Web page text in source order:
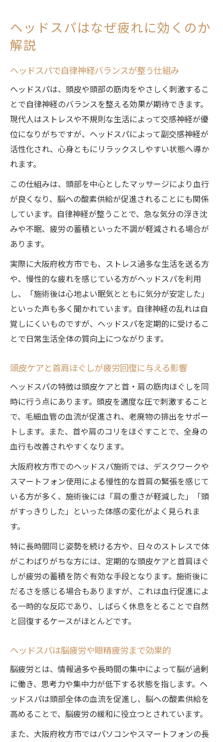
ヘッドスパはなぜ疲れに効くのか
解説
ヘッドスパで自律神経バランスが整う仕組み
ヘッドスパは、頭皮や頭部の筋肉をやさしく刺激するこ
とで自律神経のバランスを整える効果が期待できます。
現代人はストレスや不規則な生活によって交感神経が優
位になりがちですが、ヘッドスパによって副交感神経が
活性化され、心身ともにリラックスしやすい状態へ導か
れます。
この仕組みは、頭部を中心としたマッサージにより血行
が良くなり、脳への酸素供給が促進されることにも関係
しています。自律神経が整うことで、急な気分の浮き沈
みや不眠、疲労の蓄積といった不調が軽減される場合が
あります。
実際に大阪府枚方市でも、ストレス過多な生活を送る方
や、慢性的な疲れを感じている方がヘッドスパを利用
し、「施術後は心地よい眠気とともに気分が安定した」
といった声も多く聞かれています。自律神経の乱れは自
覚しにくいものですが、ヘッドスパを定期的に受けるこ
とで日常生活全体の質向上につながります。
頭皮ケアと首肩ほぐしが疲労回復に与える影響
ヘッドスパの特徴は頭皮ケアと首・肩の筋肉ほぐしを同
時に行う点にあります。頭皮を適度な圧で刺激すること
で、毛細血管の血流が促進され、老廃物の排出をサポー
トします。また、首や肩のコリをほぐすことで、全身の
血行も改善されやすくなります。
大阪府枚方市でのヘッドスパ施術では、デスクワークや
スマートフォン使用による慢性的な首肩の緊張を感じて
いる方が多く、施術後には「肩の重さが軽減した」「頭
がすっきりした」といった体感の変化がよく見られま
す。
特に長時間同じ姿勢を続ける方や、日々のストレスで体
がこわばりがちな方には、定期的な頭皮ケアと首肩ほぐ
しが疲労の蓄積を防ぐ有効な手段となります。施術後に
だるさを感じる場合もありますが、これは血行促進によ
る一時的な反応であり、しばらく休息をとることで自然
と回復するケースがほとんどです。
ヘッドスパは脳疲労や眼精疲労まで効果的
脳疲労とは、情報過多や長時間の集中によって脳が過剰
に働き、思考力や集中力が低下する状態を指します。ヘ
ッドスパは頭部全体の血流を促進し、脳への酸素供給を
高めることで、脳疲労の緩和に役立つとされています。
また、大阪府枚方市ではパソコンやスマートフォンの長